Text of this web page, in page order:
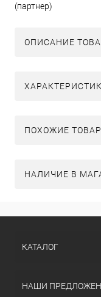
(партнер)
ОПИСАНИЕ
ПОХОЖИЕ
НАЛИЧИЕ В
КАТАЛОГ
НАШИ